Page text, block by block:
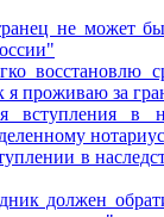
не может
я проживаю за
в
в
должен